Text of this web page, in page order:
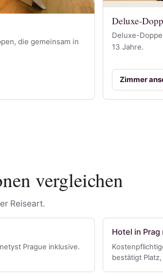
die gemeinsam in
Deluxe-
Deluxe-
13 Jahre.
Zimmer
vergleichen
Reiseart.
Prague inklusive.
Hotel in
bestätigt